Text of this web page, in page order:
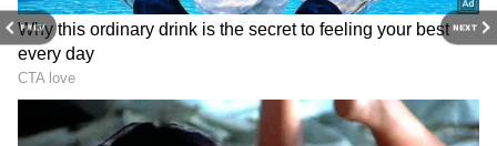
PREV NEXT
ఈ జంట ప్రేమించి పెళ్లి చేసుకోగా తొలిసారి 2021లో